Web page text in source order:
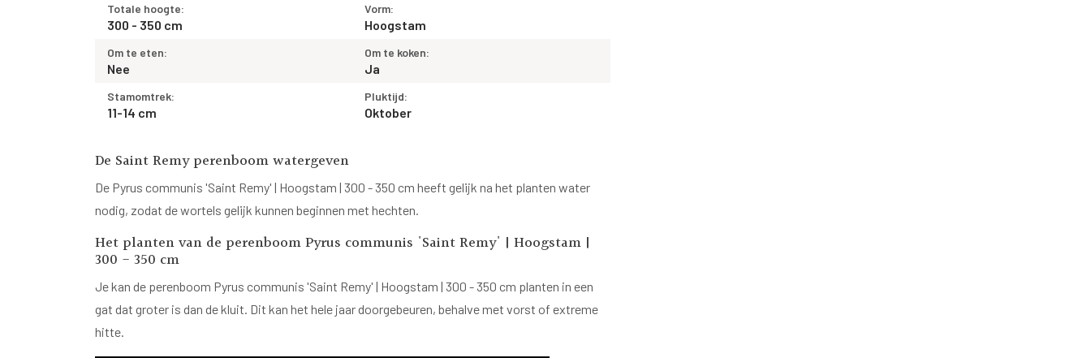
Totale hoogte:
300 - 350 cm
Vorm:
Hoogstam
Om te eten:
Nee
Om te koken:
Ja
Stamomtrek:
11-14 cm
Pluktijd:
Oktober
De Saint Remy perenboom watergeven
De Pyrus communis 'Saint Remy' | Hoogstam | 300 - 350 cm heeft gelijk na het planten water
nodig, zodat de wortels gelijk kunnen beginnen met hechten.
Het planten van de perenboom Pyrus communis 'Saint Remy' | Hoogstam |
300 - 350 cm
Je kan de perenboom Pyrus communis 'Saint Remy' | Hoogstam | 300 - 350 cm planten in een
gat dat groter is dan de kluit. Dit kan het hele jaar doorgebeuren, behalve met vorst of extreme
hitte.